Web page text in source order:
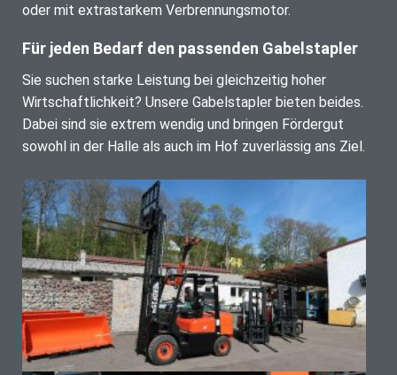
oder mit extrastarkem Verbrennungsmotor.
Für jeden Bedarf den passenden Gabelstapler
Sie suchen starke Leistung bei gleichzeitig hoher
Wirtschaftlichkeit? Unsere Gabelstapler bieten beides.
Dabei sind sie extrem wendig und bringen Fördergut
sowohl in der Halle als auch im Hof zuverlässig ans Ziel.